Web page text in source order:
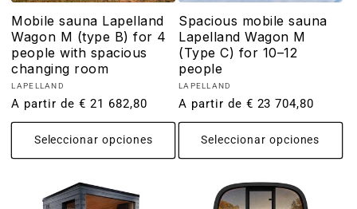
Mobile sauna Lapelland
Wagon M (type B) for 4
people with spacious
changing room
Proveedor:
LAPELLAND
Precio
habitual
A partir de € 21 682,80
Seleccionar opciones
Spacious mobile sauna
Lapelland Wagon M
(Type C) for 10–12
people
Proveedor:
LAPELLAND
Precio
habitual
A partir de € 23 704,80
Seleccionar opciones